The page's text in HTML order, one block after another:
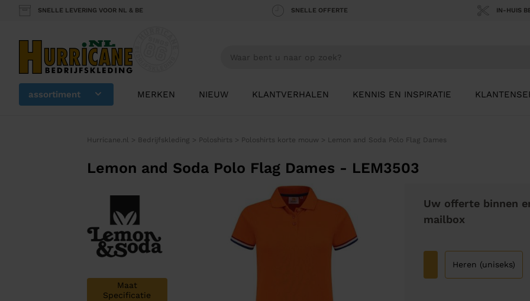
SNELLE LEVERING VOOR NL & BE SNELLE OFFERTE IN-HUIS
assortiment MERKEN NIEUW KLANTVERHALEN KENNIS EN INSPIRATIE
Hurricane.nl > Bedrijfskleding > Poloshirts > Poloshirts korte mouw > Lemon and Soda Polo Flag Dames
Lemon and Soda Polo Flag Dames - LEM3503
Maat
Specificatie
Uw offerte binnen
mailbox
Heren (uniseks)